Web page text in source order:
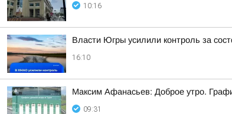
10:16
Власти Югры усилили контроль за
16:10
Максим Афанасьев: Доброе утро.
09:31